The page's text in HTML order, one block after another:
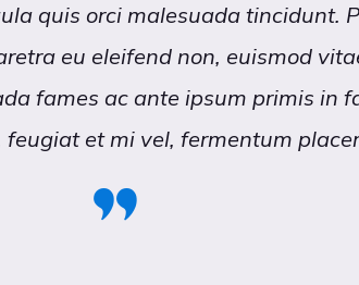
quis orci malesuada tincidunt.
eu eleifend non, euismod
fames ac ante ipsum primis in
feugiat et mi vel, fermentum